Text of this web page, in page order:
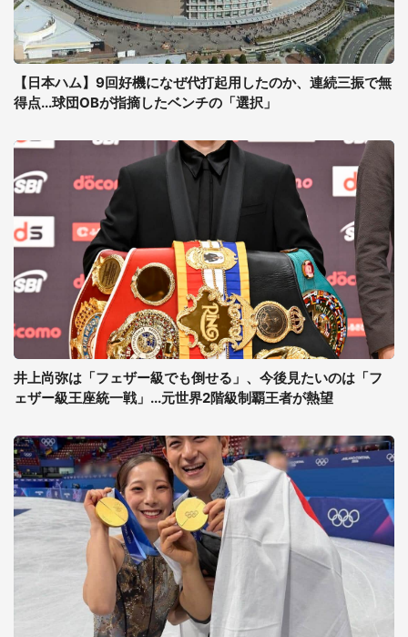
【日本ハム】9回好機になぜ代打起用したのか、連続三振で無
得点...球団OBが指摘したベンチの「選択」
井上尚弥は「フェザー級でも倒せる」、今後見たいのは「フ
ェザー級王座統一戦」...元世界2階級制覇王者が熱望